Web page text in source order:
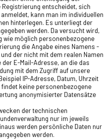
Registrierung entscheidet, sich
kann man im individuellen
hinterlegen. Es unterliegt der
werden. Da versucht wird,
wie möglich personenbezogene
die Angabe eines Namens -
der nicht mit dem realen Namen
E-Mail-Adresse, an die das
mit dem Zugriff auf unsere
IP-Adresse, Datum, Uhrzeit
keine personenbezogene
anonymisierter Datensätze
der technischen
nur im jeweils
werden persönliche Daten nur
werden.